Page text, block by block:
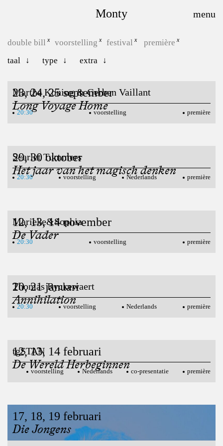
Monty
double bill voorstelling festival
première
taal
type extra
23, 24, 25 september
Long Voyage Home
Marthe Koning & Gerben Vaillant
20:30 voorstelling première
29, 30 oktober
Het jaar van het magisch denken
Scarlet Tummers
20:30 voorstelling Nederlands première
12, 13, 14 november
De Vader
Marieke&Sophia
20:30 voorstelling première
20, 21 januari
Annihilation
Thomas Ryckewaert
20:30 voorstelling Nederlands première
12, 13, 14 februari
De Wereld Herbeginnen
tgSTAN
voorstelling Nederlands co-presentatie première
17, 18, 19 februari
Die Jongens
Joshua Smits / Monty
voorstelling Nederlands